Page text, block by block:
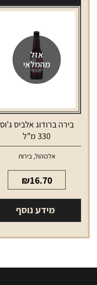
אזל
מהמלאי
בירה ברודוג אלביס ג'וס
330 מ"ל
אלכוהול,בירות
₪16.70
מידע נוסף